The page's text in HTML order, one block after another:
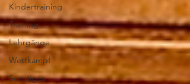
Kindertraining
Training
Lehrgänge
Wettkampf
Sonstiges